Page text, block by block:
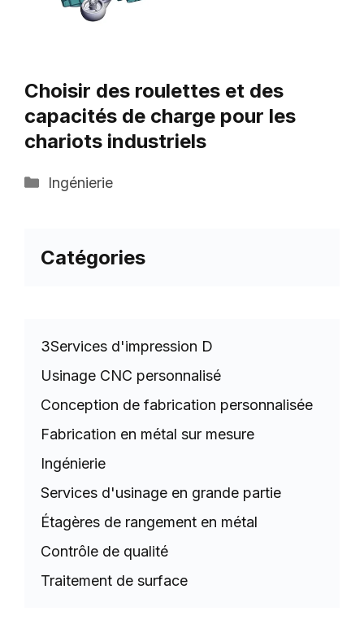
Choisir des roulettes et des
capacités de charge pour les
chariots industriels
Catégories
Ingénierie
Catégories
3Services d'impression D
Usinage CNC personnalisé
Conception de fabrication personnalisée
Fabrication en métal sur mesure
Ingénierie
Services d'usinage en grande partie
Étagères de rangement en métal
Contrôle de qualité
Traitement de surface